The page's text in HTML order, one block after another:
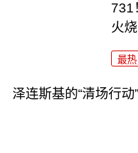
731
火
最热
泽连斯基的“清场行动